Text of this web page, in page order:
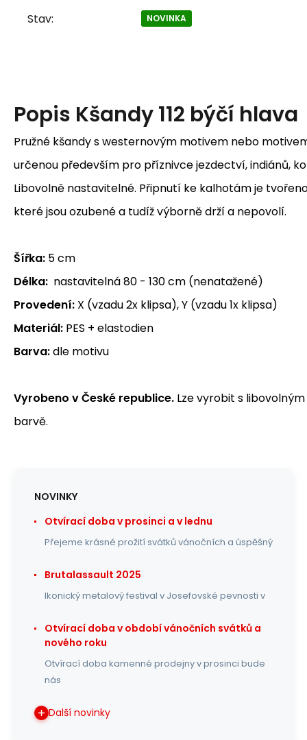
Stav: NOVINKA
Popis Kšandy 112 býčí hlava
Pružné kšandy s westernovým motivem nebo
určenou především pro příznivce jezdectví, indiánů,
Libovolně nastavitelné. Připnutí ke kalhotám je
které jsou ozubené a tudíž výborně drží a nepovolí.
Šířka: 5 cm
Délka: nastavitelná 80 - 130 cm (nenatažené)
Provedení: X (vzadu 2x klipsa), Y (vzadu 1x klipsa)
Materiál: PES + elastodien
Barva:dle motivu
Vyrobeno v České republice. Lze vyrobit s
barvě.
NOVINKY
Otvírací doba v prosinci a v lednu
Přejeme krásné prožití svátků vánočních a úspěšný
Brutalassault 2025
Ikonický metalový festival v Josefovské pevnosti v
Otvírací doba v období vánočních svátků a
nového roku
Otvírací doba kamenné prodejny v prosinci bude
nás
Další novinky